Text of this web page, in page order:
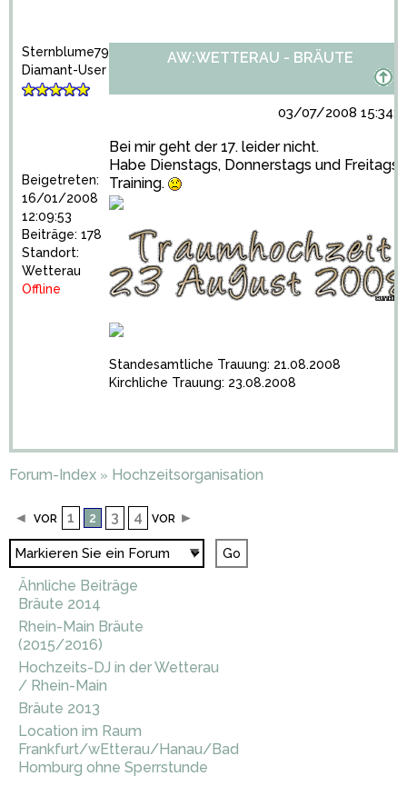
Sternblume79
Diamant-User
Beigetreten:
16/01/2008
12:09:53
Beiträge: 178
Standort:
Wetterau
Offline
AW:WETTERAU - BRÄUTE
03/07/2008
Bei mir geht der 17. leider nicht.
Habe Dienstags, Donnerstags und Freitags
Training.
Standesamtliche Trauung: 21.08.2008
Kirchliche Trauung: 23.08.2008
Forum-Index » Hochzeitsorganisation
◄ VOR 1 2 3 4 VOR ►
Ähnliche Beiträge
Bräute 2014
Rhein-Main Bräute
(2015/2016)
Hochzeits-DJ in der Wetterau
/ Rhein-Main
Bräute 2013
Location im Raum
Frankfurt/wEtterau/Hanau/Bad
Homburg ohne Sperrstunde